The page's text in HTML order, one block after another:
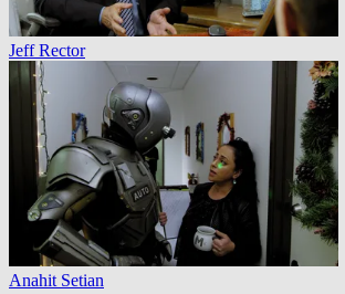
Jeff Rector
Anahit Setian